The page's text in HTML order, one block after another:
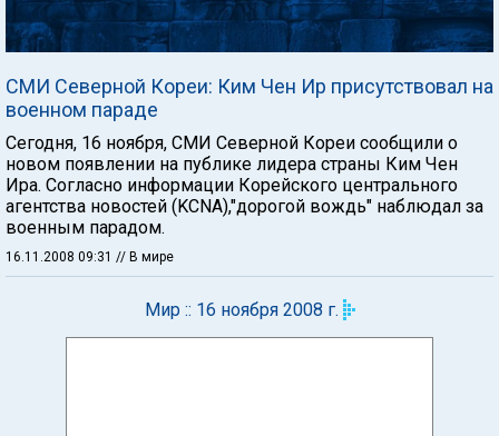
СМИ Северной Кореи: Ким Чен Ир присутствовал на
военном параде
Сегодня, 16 ноября, СМИ Северной Кореи сообщили о
новом появлении на публике лидера страны Ким Чен
Ира. Согласно информации Корейского центрального
агентства новостей (KCNA),"дорогой вождь" наблюдал за
военным парадом.
16.11.2008 09:31 // В мире
Мир :: 16 ноября 2008 г.